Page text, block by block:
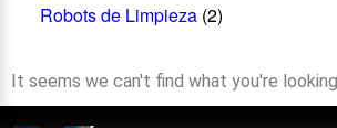
Robots de Limpieza (2)
It seems we can't find what you're